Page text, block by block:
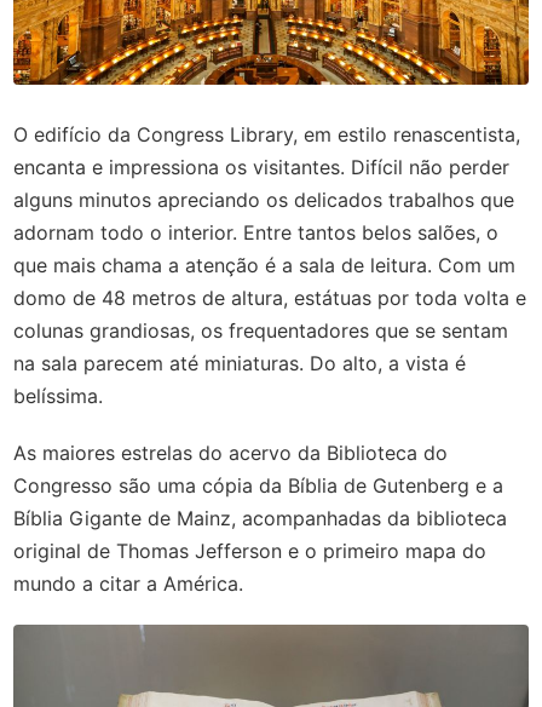
O edifício da Congress Library, em estilo renascentista,
encanta e impressiona os visitantes. Difícil não perder
alguns minutos apreciando os delicados trabalhos que
adornam todo o interior. Entre tantos belos salões, o
que mais chama a atenção é a sala de leitura. Com um
domo de 48 metros de altura, estátuas por toda volta e
colunas grandiosas, os frequentadores que se sentam
na sala parecem até miniaturas. Do alto, a vista é
belíssima.
As maiores estrelas do acervo da Biblioteca do
Congresso são uma cópia da Bíblia de Gutenberg e a
Bíblia Gigante de Mainz, acompanhadas da biblioteca
original de Thomas Jefferson e o primeiro mapa do
mundo a citar a América.